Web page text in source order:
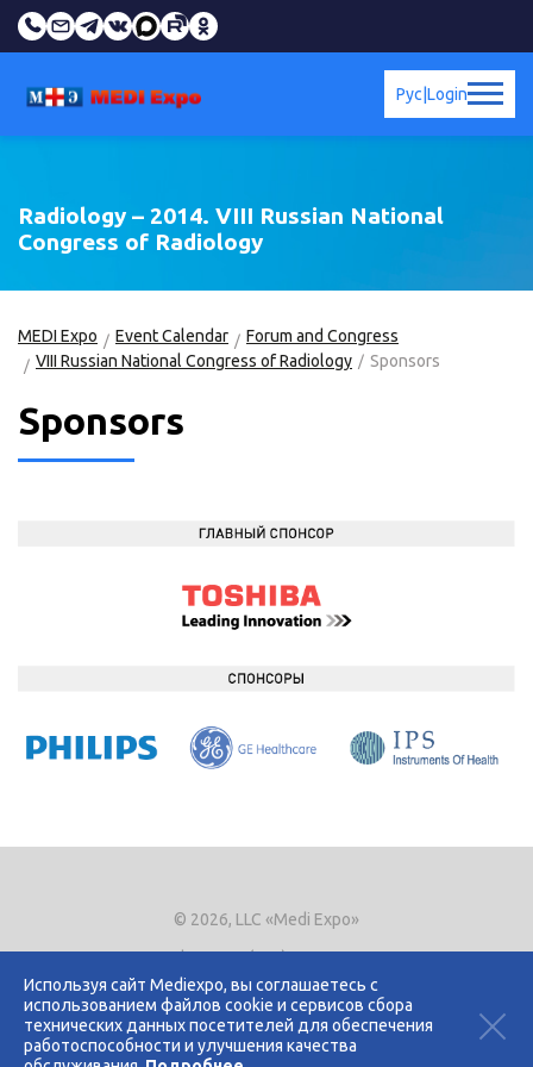
Используя сайт Mediexpo, вы соглашаетесь с
использованием файлов cookie и сервисов сбора
технических данных посетителей для обеспечения
работоспособности и улучшения качества
Login
Рус
Radiology – 2014. VIII Russian National
Congress of Radiology
MEDI Expo Event Calendar
Forum and Congress
VIII Russian National Congress of Radiology
Sponsors
Sponsors
© 2026, LLC «Medi Expo»
Phone.+7 (495) 721-8866
E-mail:expo@mediexpo.ru
Контакты
Политика использования cookies
Политика конфиденциальности